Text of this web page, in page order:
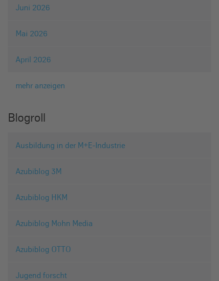
Juni 2026
Mai 2026
April 2026
mehr anzeigen
Blogroll
Ausbildung in der M+E-Industrie
Azubiblog 3M
Azubiblog HKM
Azubiblog Mohn Media
Azubiblog OTTO
Jugend forscht